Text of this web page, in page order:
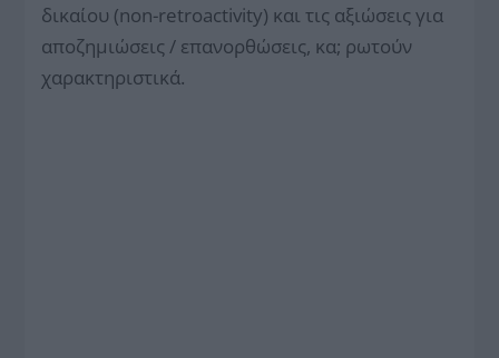
δικαίου (non-retroactivity) και τις αξιώσεις για
αποζημιώσεις / επανορθώσεις, κα; ρωτούν
χαρακτηριστικά.